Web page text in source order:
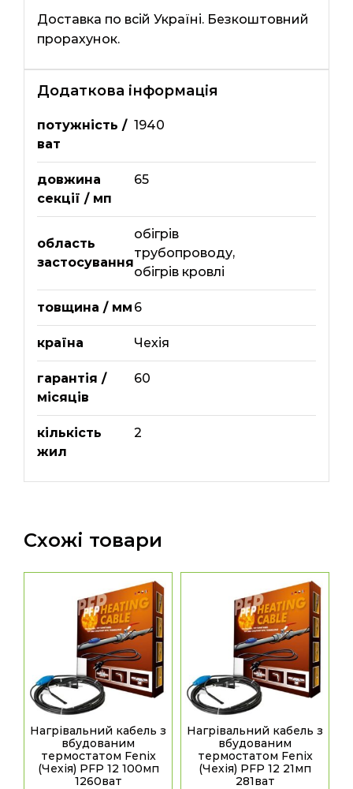
Доставка по всій Україні. Безкоштовний
прорахунок.
Додаткова інформація
потужність /
ват
1940
довжина
секції / мп
65
область
застосування
обігрів
трубопроводу,
обігрів кровлі
товщина / мм 6
країна Чехія
гарантія /
місяців
60
кількість
жил
2
Схожі товари
Нагрівальний кабель з
вбудованим
термостатом Fenix
(Чехія) PFP 12 100мп
1260ват
Нагрівальний кабель з
вбудованим
термостатом Fenix
(Чехія) PFP 12 21мп
281ват